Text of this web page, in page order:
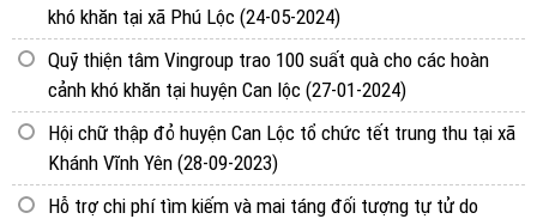
khó khăn tại xã Phú Lộc (24-05-2024)
Quỹ thiện tâm Vingroup trao 100 suất quà cho các hoàn
cảnh khó khăn tại huyện Can lộc (27-01-2024)
Hội chữ thập đỏ huyện Can Lộc tổ chức tết trung thu tại xã
Khánh Vĩnh Yên (28-09-2023)
Hỗ trợ chi phí tìm kiếm và mai táng đối tượng tự tử do